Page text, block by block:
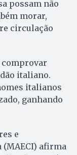
possam não
morar,
circulação
comprovar
italiano.
italianos
ganhando
e
afirma